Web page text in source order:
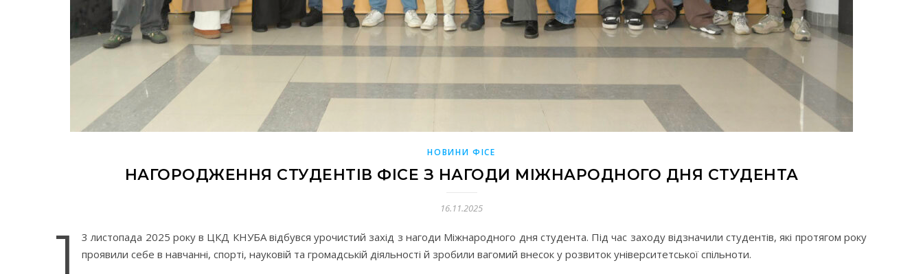
НОВИНИ ФІСЕ
НАГОРОДЖЕННЯ СТУДЕНТІВ ФІСЕ З НАГОДИ МІЖНАРОДНОГО ДНЯ СТУДЕНТА
16.11.2025
1
3 листопада 2025 року в ЦКД КНУБА відбувся урочистий захід з нагоди Міжнародного дня студента. Під час заходу відзначили студентів, які протягом року
проявили себе в навчанні, спорті, науковій та громадській діяльності й зробили вагомий внесок у розвиток університетської спільноти.